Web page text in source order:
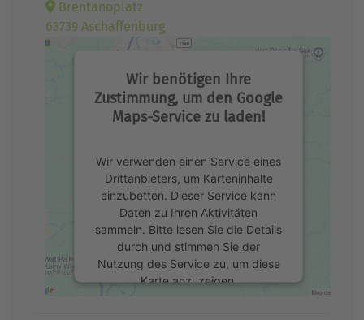
Brentanoplatz
63739 Aschaffenburg
Wir benötigen Ihre
Zustimmung, um den Google
Maps-Service zu laden!
Wir verwenden einen Service eines
Drittanbieters, um Karteninhalte
einzubetten. Dieser Service kann
Daten zu Ihren Aktivitäten
sammeln. Bitte lesen Sie die Details
durch und stimmen Sie der
Nutzung des Service zu, um diese
Karte anzuzeigen.